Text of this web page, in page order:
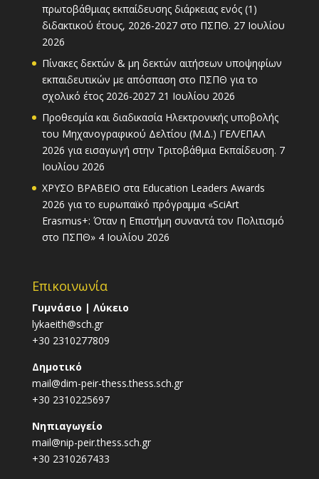
πρωτοβάθμιας εκπαίδευσης διάρκειας ενός (1)
διδακτικού έτους, 2026-2027 στο ΠΣΠΘ. 27 Ιουλίου
2026
Πίνακες δεκτών & μη δεκτών αιτήσεων υποψηφίων
εκπαιδευτικών με απόσπαση στο ΠΣΠΘ για το
σχολικό έτος 2026-2027 21 Ιουλίου 2026
Προθεσμία και διαδικασία Ηλεκτρονικής υποβολής
του Μηχανογραφικού Δελτίου (Μ.Δ.) ΓΕΛ/ΕΠΑΛ
2026 για εισαγωγή στην Τριτοβάθμια Εκπαίδευση. 7
Ιουλίου 2026
ΧΡΥΣΟ ΒΡΑΒΕΙΟ στα Education Leaders Awards
2026 για το ευρωπαϊκό πρόγραμμα «SciArt
Erasmus+: Όταν η Επιστήμη συναντά τον Πολιτισμό
στο ΠΣΠΘ» 4 Ιουλίου 2026
Επικοινωνία
Γυμνάσιο | Λύκειο
lykaeith@sch.gr
+30 2310277809
Δημοτικό
mail@dim-peir-thess.thess.sch.gr
+30 2310225697
Νηπιαγωγείο
mail@nip-peir.thess.sch.gr
+30 2310267433